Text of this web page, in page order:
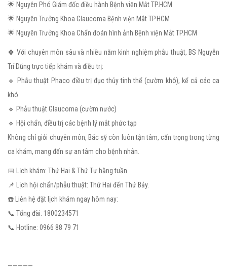
🌟 Nguyên Phó Giám đốc điều hành Bệnh viện Mắt TP.HCM
🌟 Nguyên Trưởng Khoa Glaucoma Bệnh viện Mắt TP.HCM
🌟 Nguyên Trưởng Khoa Chẩn đoán hình ảnh Bệnh viện Mắt TP.HCM
🍀 Với chuyên môn sâu và nhiều năm kinh nghiệm phẫu thuật, BS Nguyễn
Trí Dũng trực tiếp khám và điều trị:
🔹 Phẫu thuật Phaco điều trị đục thủy tinh thể (cườm khô), kể cả các ca
khó
🔹 Phẫu thuật Glaucoma (cườm nước)
🔹 Hội chẩn, điều trị các bệnh lý mắt phức tạp
Không chỉ giỏi chuyên môn, Bác sỹ còn luôn tận tâm, cẩn trọng trong từng
ca khám, mang đến sự an tâm cho bệnh nhân.
📅 Lịch khám: Thứ Hai & Thứ Tư hằng tuần
📌 Lịch hội chẩn/phẫu thuật: Thứ Hai đến Thứ Bảy.
☎️ Liên hệ đặt lịch khám ngay hôm nay:
📞 Tổng đài: 1800234571
📞 Hotline: 0966 88 79 71
—————